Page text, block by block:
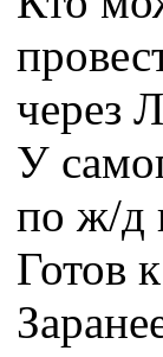
через
У
по ж/д
Готов